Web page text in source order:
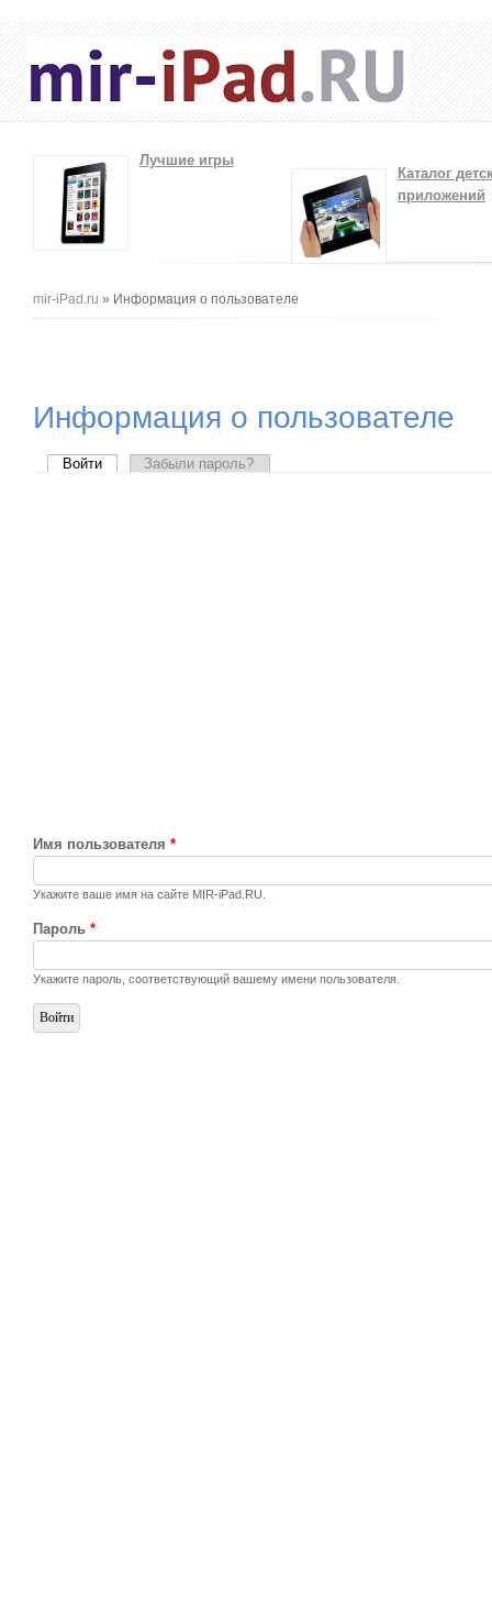
Лучшие игры
Каталог
приложений
Вы здесь
mir-iPad.ru » Информация о пользователе
Информация о пользователе
Главные вкладки
Войти (активная вкладка)
Забыли пароль?
Имя пользователя *
Укажите ваше имя на сайте MIR-iPad.RU.
Пароль *
Укажите пароль, соответствующий вашему имени пользователя.